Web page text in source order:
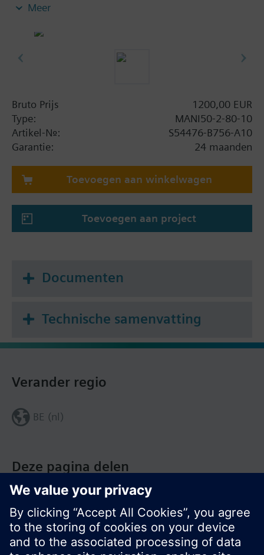
Meer
Bruto Prijs
1200,00 EUR
Type:
MANI50-2-80-10
Artikel-Nr.:
S54476-B756-A10
Garantie:
24 maanden
Toevoegen aan winkelwagen
Toevoegen aan project
Documenten
Technische samenvatting
Deze pagina delen
Verander regio
BE (nl)